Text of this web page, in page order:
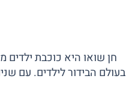
חן שואו היא כוכבת
בעולם הבידור לילדים. עם